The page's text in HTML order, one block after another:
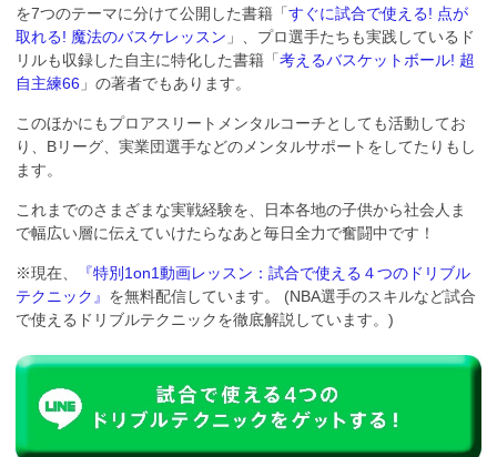
を7つのテーマに分けて公開した書籍「すぐに試合で使える! 点が
取れる! 魔法のバスケレッスン 」、プロ選手たちも実践しているド
リルも収録した自主に特化した書籍「考えるバスケットボール! 超
自主練66 」の著者でもあります。
このほかにもプロアスリートメンタルコーチとしても活動してお
り、Bリーグ、実業団選手などのメンタルサポートをしてたりもし
ます。
これまでのさまざまな実戦経験を、日本各地の子供から社会人ま
で幅広い層に伝えていけたらなあと毎日全力で奮闘中です！
※現在、
『特別1on1動画レッスン：試合で使える４つのドリブル
テクニック』 を無料配信しています。 (NBA選手のスキルなど試合
で使えるドリブルテクニックを徹底解説しています。)